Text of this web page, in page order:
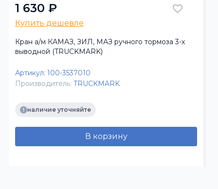
1 630 ₽
Купить дешевле
Кран а/м КАМАЗ, ЗИЛ, МАЗ ручного тормоза 3-х
выводной (TRUCKMARK)
Артикул: 100-3537010
Производитель: TRUCKMARK
наличие уточняйте
В корзину